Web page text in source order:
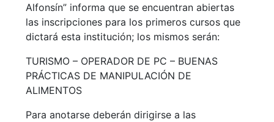
Alfonsín” informa que se encuentran abiertas
las inscripciones para los primeros cursos que
dictará esta institución; los mismos serán:
TURISMO – OPERADOR DE PC – BUENAS
PRÁCTICAS DE MANIPULACIÓN DE
ALIMENTOS
Para anotarse deberán dirigirse a las